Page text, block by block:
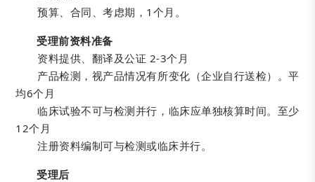
预算、合同、考虑期，1个月。
受理前资料准备
资料提供、翻译及公证 2-3个月
产品检测，视产品情况有所变化（企业自行送检）。平
均6个月
临床试验不可与检测并行，临床应单独核算时间。至少
12个月
注册资料编制可与检测或临床并行。
受理后